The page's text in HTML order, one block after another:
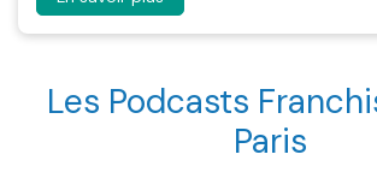
Les Podcasts
Paris